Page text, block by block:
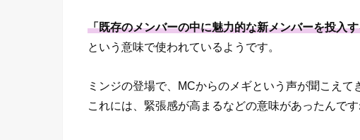
「既存のメンバーの中に魅力的な新メンバーを投入
という意味で使われているようです。
ミンジの登場で、MCからのメギという声が聞こえて
これには、緊張感が高まるなどの意味があったんです